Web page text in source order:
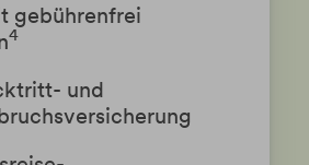
gebührenfrei
4
und